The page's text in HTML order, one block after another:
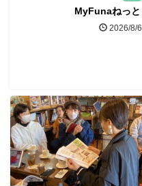
MyFunaねっと
2026/8/6